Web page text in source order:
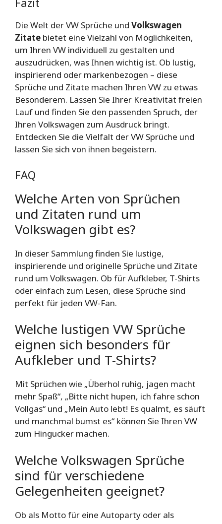
Die Welt der VW Sprüche und Volkswagen
Zitate bietet eine Vielzahl von Möglichkeiten,
um Ihren VW individuell zu gestalten und
auszudrücken, was Ihnen wichtig ist. Ob lustig,
inspirierend oder markenbezogen – diese
Sprüche und Zitate machen Ihren VW zu etwas
Besonderem. Lassen Sie Ihrer Kreativität freien
Lauf und finden Sie den passenden Spruch, der
Ihren Volkswagen zum Ausdruck bringt.
Entdecken Sie die Vielfalt der VW Sprüche und
lassen Sie sich von ihnen begeistern.
FAQ
Welche Arten von Sprüchen
und Zitaten rund um
Volkswagen gibt es?
In dieser Sammlung finden Sie lustige,
inspirierende und originelle Sprüche und Zitate
rund um Volkswagen. Ob für Aufkleber, T-Shirts
oder einfach zum Lesen, diese Sprüche sind
perfekt für jeden VW-Fan.
Welche lustigen VW Sprüche
eignen sich besonders für
Aufkleber und T-Shirts?
Mit Sprüchen wie „Überhol ruhig, jagen macht
mehr Spaß“, „Bitte nicht hupen, ich fahre schon
Vollgas“ und „Mein Auto lebt! Es qualmt, es säuft
und manchmal bumst es“ können Sie Ihren VW
zum Hingucker machen.
Welche Volkswagen Sprüche
sind für verschiedene
Gelegenheiten geeignet?
Ob als Motto für eine Autoparty oder als